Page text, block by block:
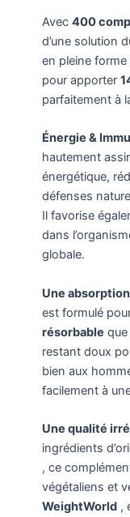
Avec 400
d’une solution
en pleine
pour apporter
parfaitement à
Énergie &
hautement
énergétique,
défenses
Il favorise
dans
globale.
Une
est formulé
résorbable
restant doux
bien aux
facilement à
Une qualité
ingrédients
, ce
végétaliens et
WeightWorld,